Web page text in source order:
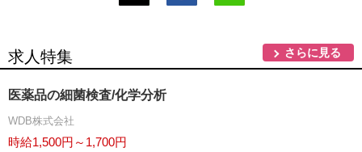
求人特集 さらに見る
医薬品の細菌検査/化学分析
WDB株式会社
時給1,500円～1,700円